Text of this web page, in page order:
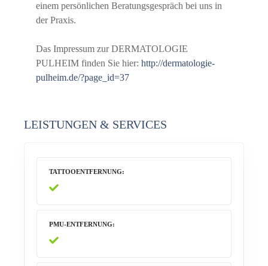
einem persönlichen Beratungsgespräch bei uns in
der Praxis.
Das Impressum zur DERMATOLOGIE
PULHEIM finden Sie hier: http://dermatologie-
pulheim.de/?page_id=37
LEISTUNGEN & SERVICES
TATTOOENTFERNUNG
PMU-ENTFERNUNG